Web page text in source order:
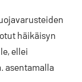
häikäisyn
ellei
asentamalla